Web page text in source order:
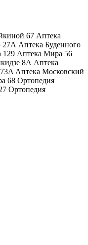
67 Аптека
27А Аптека Буденного
129 Аптека Мира 56
8А Аптека
Аптека Московский
68 Ортопедия
Ортопедия